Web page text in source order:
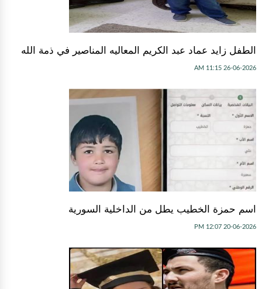
الطفل زايد عماد عبد الكريم المعاليه المناصير في ذمة الله
26-06-2026 11:15 AM
اسم حمزة الخطيب يطل من الداخلية السورية
20-06-2026 12:07 PM